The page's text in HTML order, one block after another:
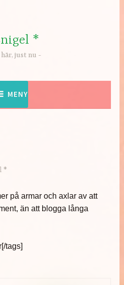
*
just nu
MENY
*
på armar och axlar av att
än att blogga långa
tags]